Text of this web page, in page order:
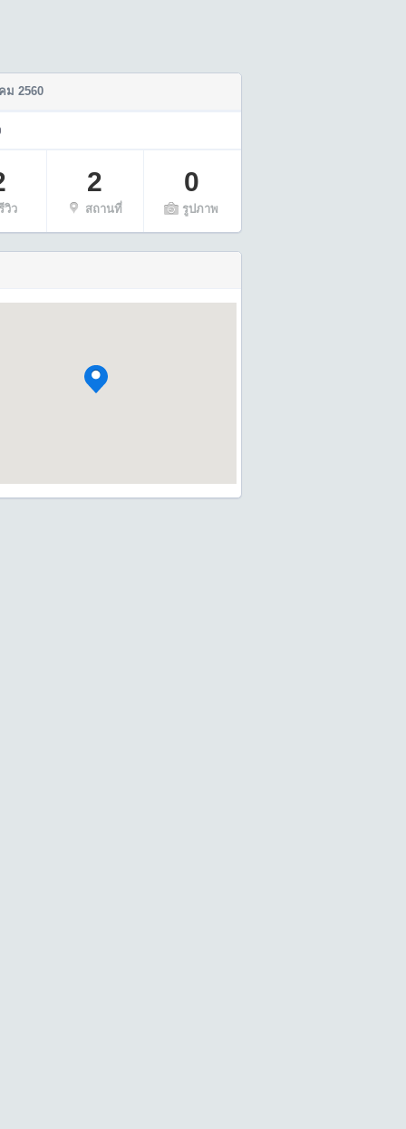
ม 2560
วิว
2
สถานที่
0
รูปภาพ